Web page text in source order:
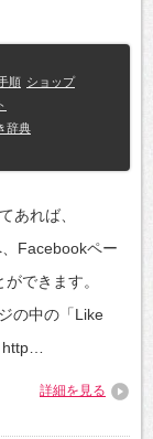
順 ショップ
辞典
あれば、
Facebookペー
できます。
の中の「Like
詳細を見る